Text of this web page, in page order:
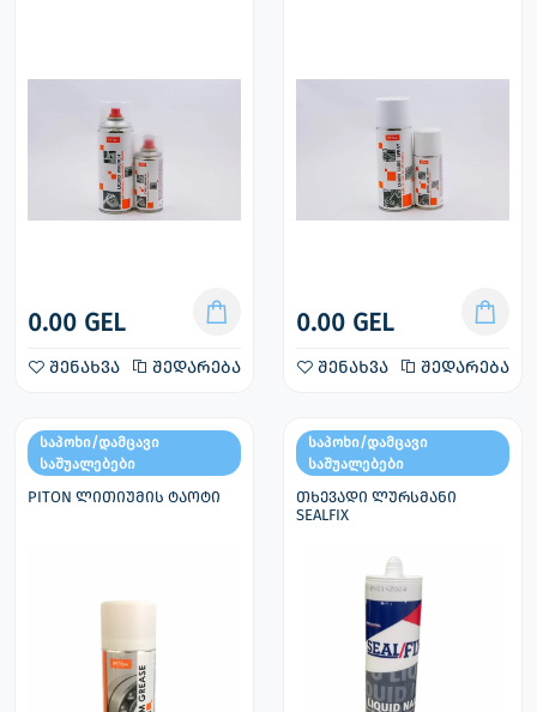
0.00 GEL
შენახვა შედარება
0.00 GEL
შენახვა შედარება
საპოხი/დამცავი
საშუალებები
PITON ლითიუმის ტაოტი
საპოხი/დამცავი
საშუალებები
თხევადი ლურსმანი
SEALFIX